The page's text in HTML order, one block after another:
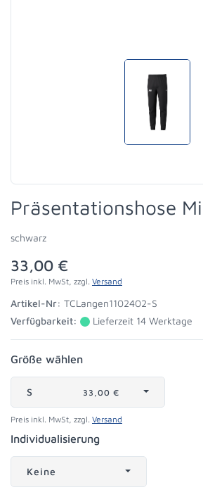
Präsentationshose
schwarz
33,00 €
Preis inkl. MwSt, zzgl. Versand
Artikel-Nr: TCLangen1102402-S
Verfügbarkeit:
Lieferzeit 14 Werktage
Größe wählen
S 33,00 €
Preis inkl. MwSt, zzgl. Versand
Individualisierung
Keine